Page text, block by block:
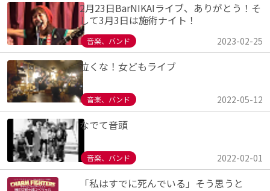
2月23日BarNIKAIライブ、ありがとう！そ
して3月3日は施術ナイト！
音楽、バンド 2023-02-25
泣くな！女どもライブ
音楽、バンド 2022-05-12
なでて音頭
音楽、バンド 2022-02-01
「私はすでに死んでいる」そう思うと